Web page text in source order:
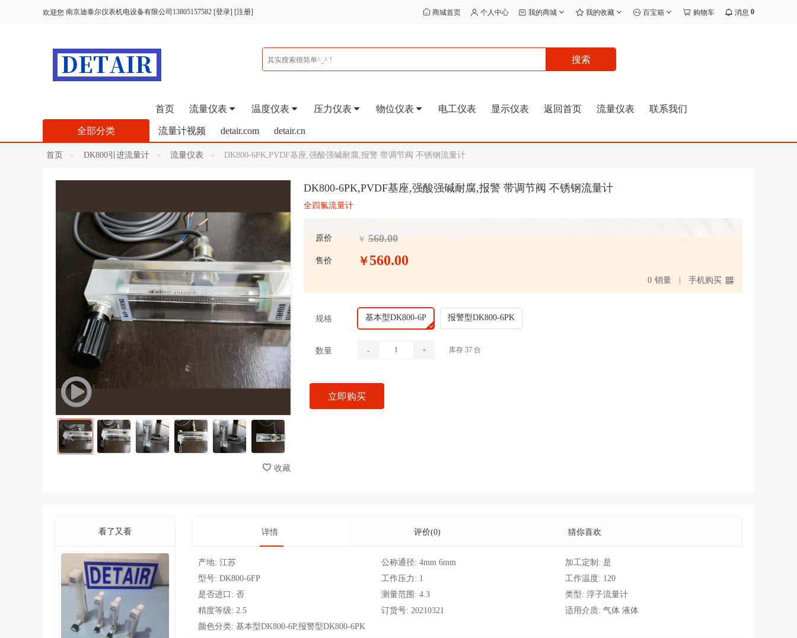
欢迎您 南京迪泰尔仪表机电设备有限公司13805157582 [登录] [注册] 商城首页 个人中心 我的商城 我的收藏 百宝箱 购物车 消息 0
搜索
首页 流量仪表 温度仪表 压力仪表 物位仪表 电工仪表 显示仪表 返回首页 流量仪表 联系我们
流量计视频 detair.com detair.cn
全部分类
首页 DK800引进流量计 流量仪表 DK800-6PK,PVDF基座,强酸强碱耐腐,报警 带调节阀 不锈钢流量计
收藏
DK800-6PK,PVDF基座,强酸强碱耐腐,报警 带调节阀 不锈钢流量计
全四氟流量计
原价 ￥ 560.00
售价 ￥560.00
0 销量 手机购买
规格 基本型DK800-6P 报警型DK800-6PK
数量 - + 库存 37 台
立即购买
看了又看 详情 评价(0) 猜你喜欢
产地: 江苏 公称通径: 4mm 6mm 加工定制: 是
型号: DK800-6FP 工作压力: 1 工作温度: 120
是否进口: 否 测量范围: 4.3 类型: 浮子流量计
精度等级: 2.5 订货号: 20210321 适用介质: 气体 液体
颜色分类: 基本型DK800-6P,报警型DK800-6PK